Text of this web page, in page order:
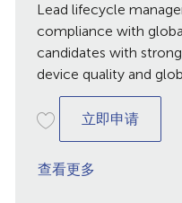
Lead lifecycle
compliance with
candidates with
device quality and
立即申请
查看更多